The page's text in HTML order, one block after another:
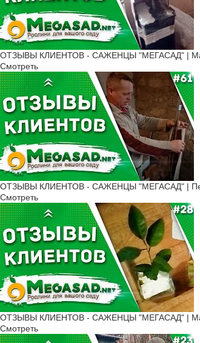
ОТЗЫВЫ КЛИЕНТОВ - САЖЕНЦЫ "МЕГАСАД" |
Смотреть
ОТЗЫВЫ КЛИЕНТОВ - САЖЕНЦЫ "МЕГАСАД" |
Смотреть
ОТЗЫВЫ КЛИЕНТОВ - САЖЕНЦЫ "МЕГАСАД" |
Смотреть